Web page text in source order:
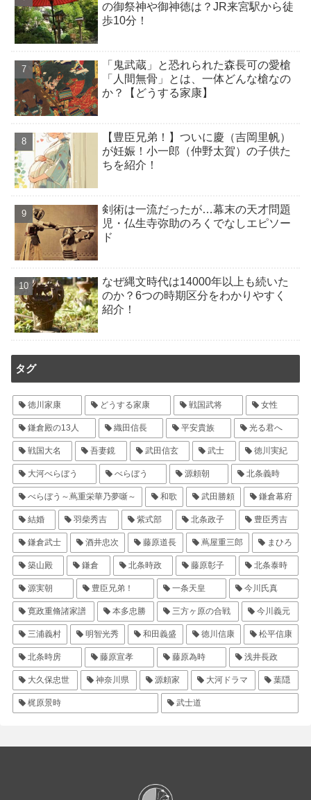
の御祭神や御神徳は？JR来宮駅から徒
歩10分！
「鬼武蔵」と恐れられた森長可の愛槍
「人間無骨」とは、一体どんな槍なの
か？【どうする家康】
【豊臣兄弟！】ついに慶（吉岡里帆）
が妊娠！小一郎（仲野太賀）の子供た
ちを紹介！
剣術は一流だったが…幕末の天才問題
児・仏生寺弥助のろくでなしエピソー
ド
なぜ縄文時代は14000年以上も続いた
のか？6つの時期区分をわかりやすく
紹介！
タグ
徳川家康 どうする家康 戦国武将 女性
鎌倉殿の13人 織田信長 平安貴族 光る君へ
戦国大名 吾妻鏡 武田信玄 武士 徳川実紀
大河べらぼう べらぼう 源頼朝 北条義時
べらぼう～蔦重栄華乃夢噺～ 和歌 武田勝頼 鎌倉幕府
結婚 羽柴秀吉 紫式部 北条政子 豊臣秀吉
鎌倉武士 酒井忠次 藤原道長 蔦屋重三郎 まひろ
築山殿 鎌倉 北条時政 藤原彰子 北条泰時
源実朝 豊臣兄弟！ 一条天皇 今川氏真
寛政重脩諸家譜 本多忠勝 三方ヶ原の合戦 今川義元
三浦義村 明智光秀 和田義盛 徳川信康 松平信康
北条時房 藤原宣孝 藤原為時 浅井長政
大久保忠世 神奈川県 源頼家 大河ドラマ 葉隠
梶原景時 武士道